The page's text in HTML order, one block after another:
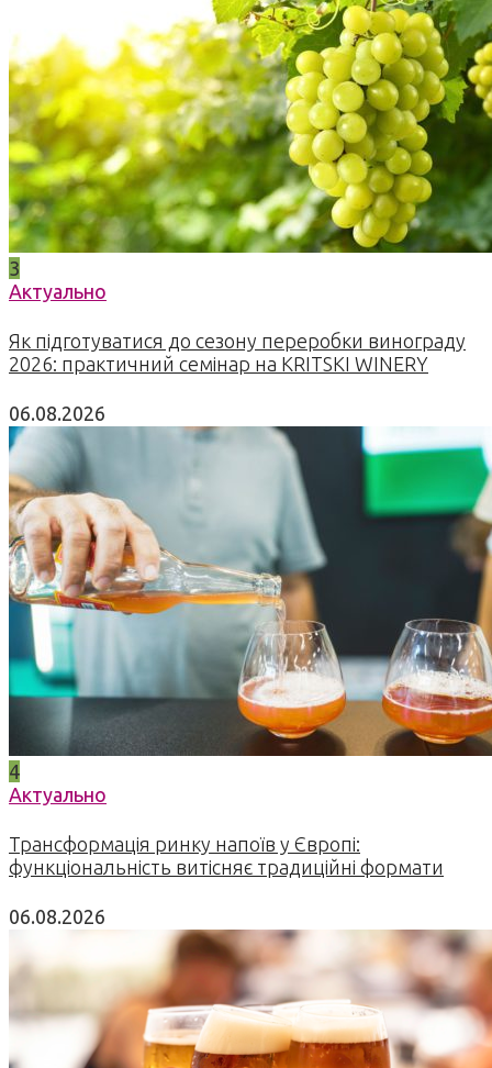
3
Актуально
Як підготуватися до сезону переробки винограду
2026: практичний семінар на KRITSKI WINERY
06.08.2026
4
Актуально
Трансформація ринку напоїв у Європі:
функціональність витісняє традиційні формати
06.08.2026